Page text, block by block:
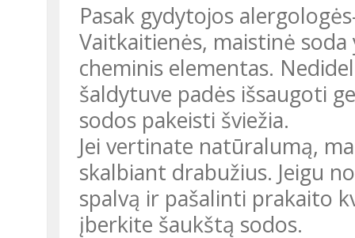
Pasak gydytojos alergologės-pulmonologės dr. Eglės
Vaitkaitienės, maistinė
cheminis elementas.
šaldytuve padės išsaugoti
sodos pakeisti šviežia.
Jei vertinate natūralumą, maistinė soda gali puikiai pagelbėti
skalbiant drabužius. Jeigu
spalvą ir pašalinti prakaito
įberkite šaukštą sodos.